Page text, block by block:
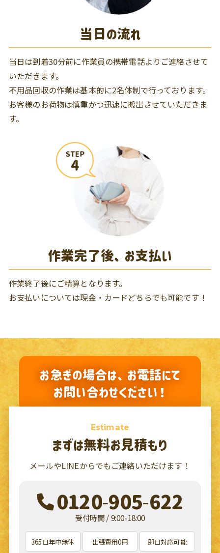
当日の流れ
当日は到着30分前に作業員の携帯電話よりご連絡させて
いただきます。
不用品回収の作業は基本的に2名体制で行っております。
お客様のお荷物は慎重かつ迅速に搬出させていただきま
す。
作業完了後、お支払い
作業終了後にご精算となります。
お支払いについては現金・カードどちらでも可能です！
お急ぎの場合は、お電話にて
お問い合わせください！
Estimate
まずは無料お見積もり
メールやLINEからでもご連絡いただけます！
0120-905-622
受付時間 / 9:00-18:00
365日年中無休 出張費用0円 即日対応可能